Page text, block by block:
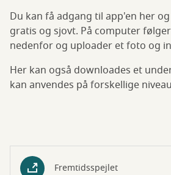
Du kan få adgang til app'en her
gratis og sjovt. På computer
nedenfor og uploader et foto og
Her kan også downloades et
kan anvendes på forskellige
Fremtidsspejlet